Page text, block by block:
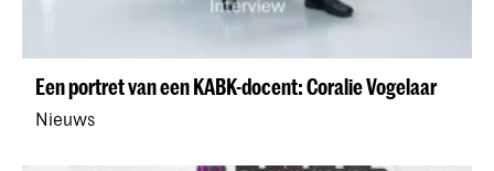
Een portret van een KABK-docent: Coralie Vogelaar
Nieuws